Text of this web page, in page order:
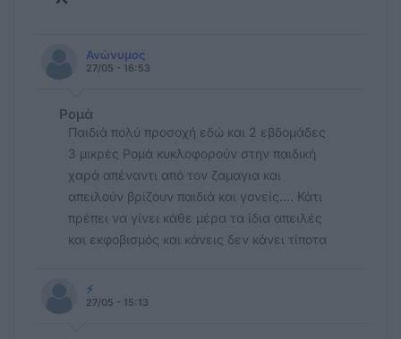
Ανώνυμος
27/05 - 16:53
Ρομά
Παιδιά πολύ προσοχή εδώ και 2 εβδομάδες
3 μικρές Ρομά κυκλοφορούν στην παιδική
χαρά απέναντι από τον ζαμαγια και
απειλούν βρίζουν παιδιά και γονείς.... Κάτι
πρέπει να γίνει κάθε μέρα τα ίδια απειλές
και εκφοβισμός και κάνεις δεν κάνει τίποτα
⚡
27/05 - 15:13